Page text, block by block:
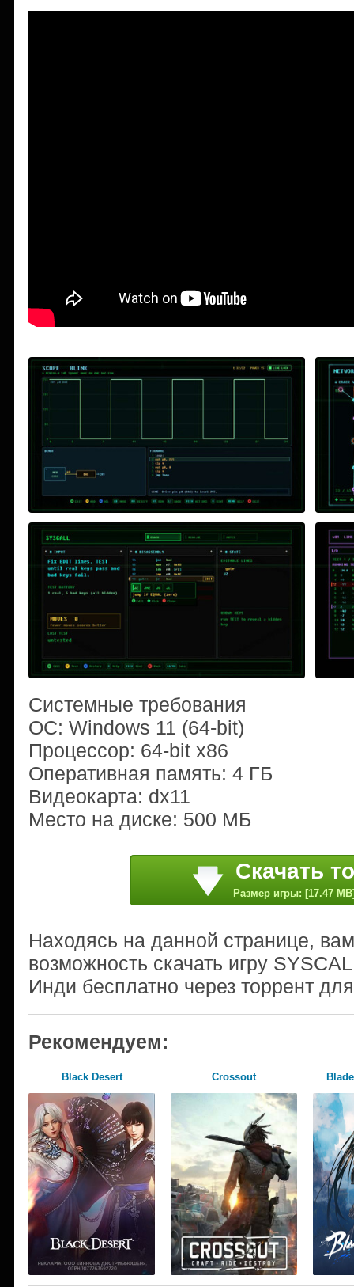
Системные требования
ОС: Windows 11 (64-bit)
Процессор: 64-bit x86
Оперативная память: 4 ГБ
Видеокарта: dx11
Место на диске: 500 МБ
Скачать
Размер игры: [17.47
Находясь на данной странице,
возможность скачать игру
Инди бесплатно через торрент
Рекомендуем:
Black Desert Crossout